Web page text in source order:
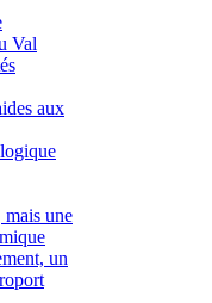
Val
aux
mais une
un